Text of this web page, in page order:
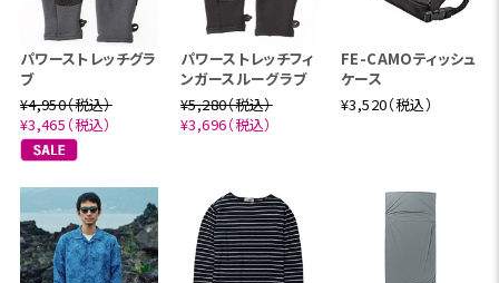
パワーストレッチグラ
ブ
¥4,950（税込）
¥3,465（税込）
パワーストレッチフィ
ンガースルーグラブ
¥5,280（税込）
¥3,696（税込）
FE-CAMOティッシュ
ケース
¥3,520（税込）